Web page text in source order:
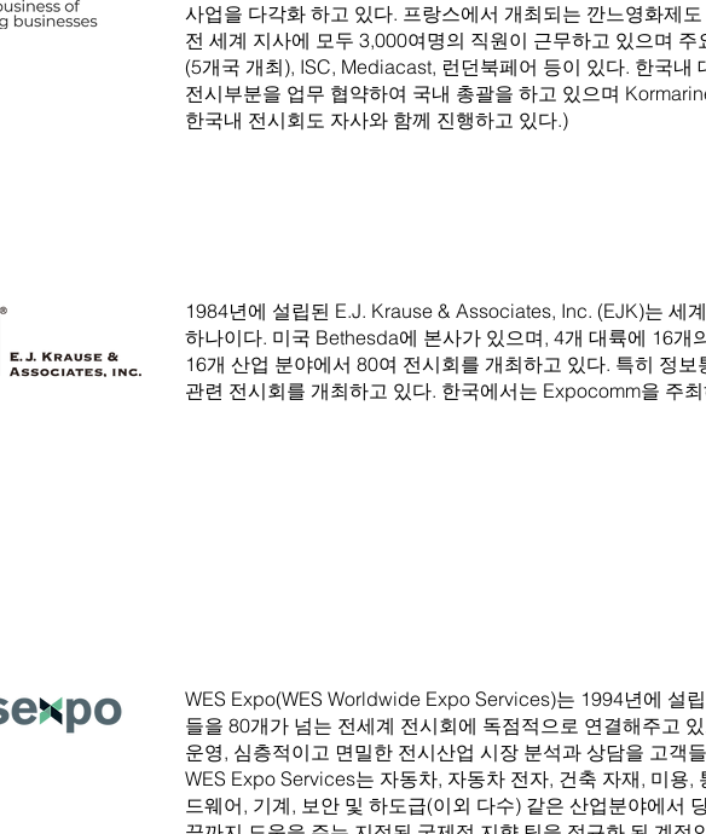
사업을 다각화 하고 있다. 프랑스에서 개최되는 깐느영화제
전 세계 지사에 모두 3,000여명의 직원이 근무하고 있으며
(5개국 개최), ISC, Mediacast, 런던북페어 등이 있다. 한국내
전시부분을 업무 협약하여 국내 총괄을 하고 있으며
한국내 전시회도 자사와 함께 진행하고 있다.)
1984년에 설립된 E.J. Krause & Associates, Inc. (EJK)는 세
하나이다. 미국 Bethesda에 본사가 있으며, 4개 대륙에 16개
16개 산업 분야에서 80여 전시회를 개최하고 있다. 특히 정
관련 전시회를 개최하고 있다. 한국에서는 Expocomm을 주
WES Expo(WES Worldwide Expo Services)는 1994년에 설
들을 80개가 넘는 전세계 전시회에 독점적으로 연결해주고
운영, 심층적이고 면밀한 전시산업 시장 분석과 상담을 고객
WES Expo Services는 자동차, 자동차 전자, 건축 자재, 미용,
드웨어, 기계, 보안 및 하도급(이외 다수) 같은 산업분야에서